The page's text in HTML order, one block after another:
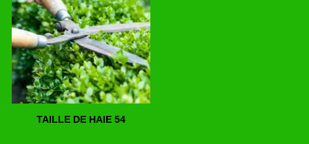
TAILLE DE HAIE 54